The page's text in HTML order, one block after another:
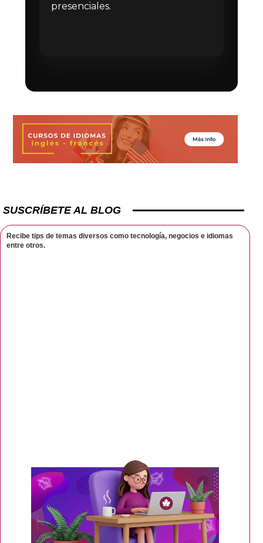
presenciales.
SUSCRÍBETE AL BLOG
Recibe tips de temas diversos como tecnología, negocios e idiomas
entre otros.